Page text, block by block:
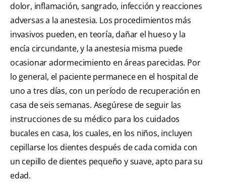
dolor, inflamación, sangrado, infección y reacciones
adversas a la anestesia. Los procedimientos más
invasivos pueden, en teoría, dañar el hueso y la
encía circundante, y la anestesia misma puede
ocasionar adormecimiento en áreas parecidas. Por
lo general, el paciente permanece en el hospital de
uno a tres días, con un período de recuperación en
casa de seis semanas. Asegúrese de seguir las
instrucciones de su médico para los cuidados
bucales en casa, los cuales, en los niños, incluyen
cepillarse los dientes después de cada comida con
un cepillo de dientes pequeño y suave, apto para su
edad.